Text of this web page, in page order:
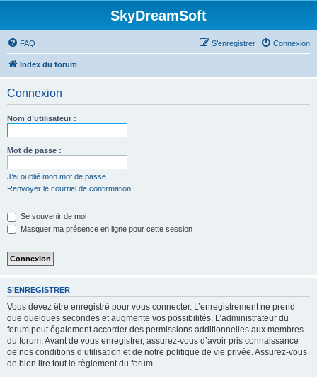
SkyDreamSoft
FAQ Connexion
S’enregistrer
Index du forum
Connexion
Nom d’utilisateur :
Mot de passe :
J’ai oublié mon mot de passe
Renvoyer le courriel de confirmation
Se souvenir de moi
Masquer ma présence en ligne pour cette session
S’ENREGISTRER
Vous devez être enregistré pour vous connecter. L’enregistrement ne prend
que quelques secondes et augmente vos possibilités. L’administrateur du
forum peut également accorder des permissions additionnelles aux membres
du forum. Avant de vous enregistrer, assurez-vous d’avoir pris connaissance
de nos conditions d’utilisation et de notre politique de vie privée. Assurez-vous
de bien lire tout le règlement du forum.